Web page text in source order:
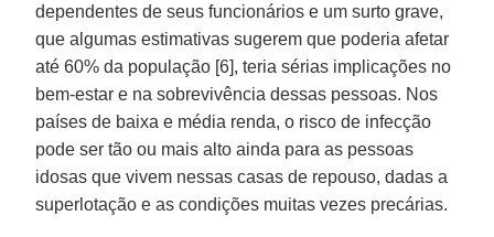
dependentes de seus funcionários e um surto grave,
que algumas estimativas sugerem que poderia afetar
até 60% da população [6], teria sérias implicações no
bem-estar e na sobrevivência dessas pessoas. Nos
países de baixa e média renda, o risco de infecção
pode ser tão ou mais alto ainda para as pessoas
idosas que vivem nessas casas de repouso, dadas a
superlotação e as condições muitas vezes precárias.